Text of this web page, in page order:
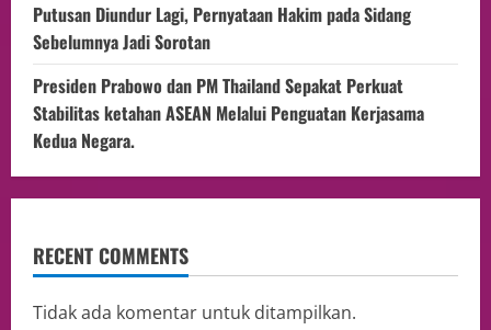
Putusan Diundur Lagi, Pernyataan Hakim pada Sidang
Sebelumnya Jadi Sorotan
Presiden Prabowo dan PM Thailand Sepakat Perkuat
Stabilitas ketahan ASEAN Melalui Penguatan Kerjasama
Kedua Negara.
RECENT COMMENTS
Tidak ada komentar untuk ditampilkan.